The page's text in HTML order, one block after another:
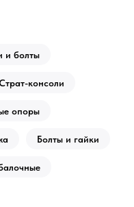
и болты
Страт-консоли
опоры
Болты и гайки